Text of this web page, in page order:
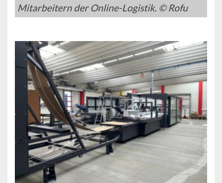
Mitarbeitern der Online-Logistik. © Rofu